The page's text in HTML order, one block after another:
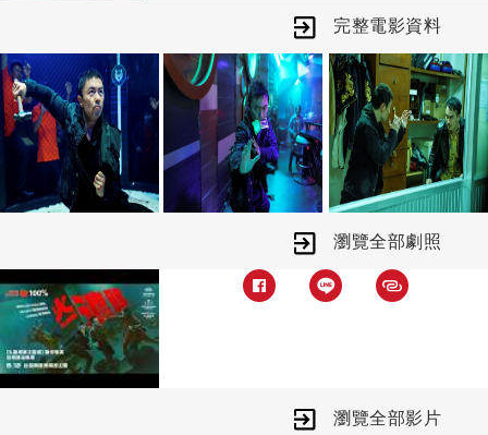
完整電影資料
瀏覽全部劇照
瀏覽全部影片